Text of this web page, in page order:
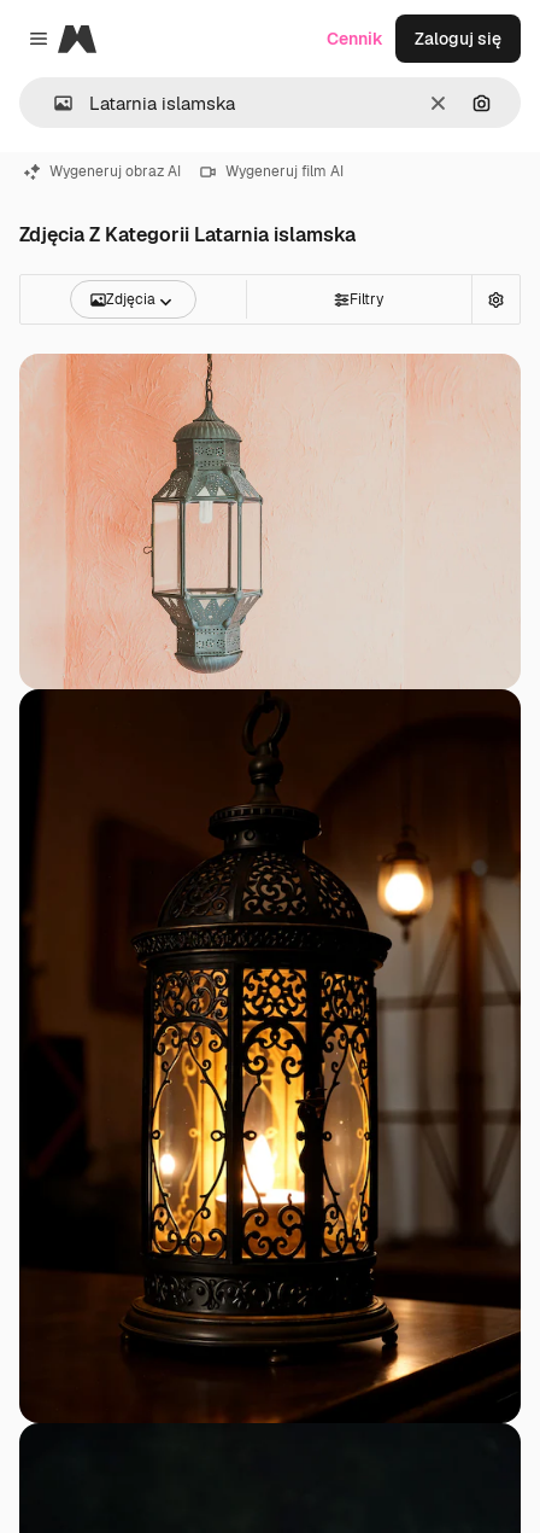
Close menu
Magnific
WyczyśćSzukaj
Cennik Zaloguj się
Wygeneruj obraz AI Wygeneruj film AI
Zdjęcia Z Kategorii Latarnia islamska
Zdjęcia Filtry